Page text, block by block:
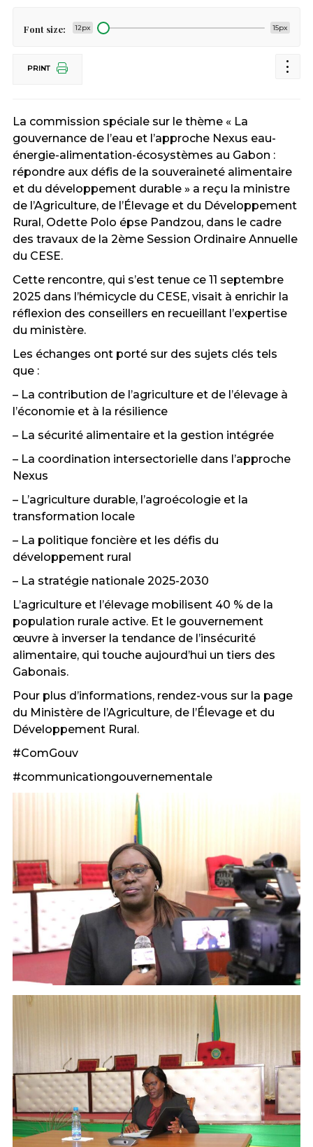
Font size: 12px 15px
PRINT
La commission spéciale sur le thème « La
gouvernance de l’eau et l’approche Nexus eau-
énergie-alimentation-écosystèmes au Gabon :
répondre aux défis de la souveraineté alimentaire
et du développement durable » a reçu la ministre
de l’Agriculture, de l’Élevage et du Développement
Rural, Odette Polo épse Pandzou, dans le cadre
des travaux de la 2ème Session Ordinaire Annuelle
du CESE.
Cette rencontre, qui s’est tenue ce 11 septembre
2025 dans l’hémicycle du CESE, visait à enrichir la
réflexion des conseillers en recueillant l’expertise
du ministère.
Les échanges ont porté sur des sujets clés tels
que :
– La contribution de l’agriculture et de l’élevage à
l’économie et à la résilience
– La sécurité alimentaire et la gestion intégrée
– La coordination intersectorielle dans l’approche
Nexus
– L’agriculture durable, l’agroécologie et la
transformation locale
– La politique foncière et les défis du
développement rural
– La stratégie nationale 2025-2030
L’agriculture et l’élevage mobilisent 40 % de la
population rurale active. Et le gouvernement
œuvre à inverser la tendance de l’insécurité
alimentaire, qui touche aujourd’hui un tiers des
Gabonais.
Pour plus d’informations, rendez-vous sur la page
du Ministère de l’Agriculture, de l’Élevage et du
Développement Rural.
#ComGouv
#communicationgouvernementale